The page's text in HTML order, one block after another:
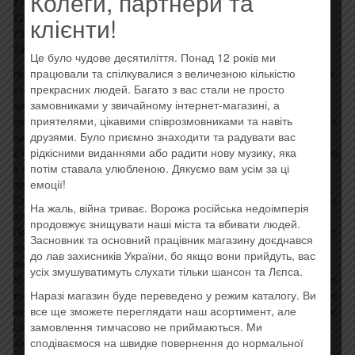
12. Holy Water
13. Inside Out
Новый 13-й студийный альбом поп-дивы долго и драматично
утекал в Сеть. Еще в прошлом году всплыли тринадцать
незаконченных треков нового материала, что вынудило
певицу в декабре обнародовать шесть первых песен альбома
на iTunes — они сразу же возглавили его чарты в 49 странах.
21 января в Израиле был арестован хакер, повинный в утечке,
а певица, позиционирующая себя как борца за гражданские
права, выразила благодарность ФБР и израильской полиции.
альбом?
Первое, что бросается в глаза, — «Rebel Heart», в отличие от
предыдущих пластинок певицы, очень эклектичен — от
экскурсов в классический, «дотанцевальный» период
Мадонны до выученных уроков современной EDM. Чего здесь
только нет: регги, трэп, дабстеп, электропоп, и тут же простые
акустическая гитара и фортепиано. Так, лид-сингл «Living For
Love» напоминает«Like A Prayer», решенную в
электрохаусном ключе. «Devil Pray», несмотря на
клієнти!
Це було чудове десятиліття. Понад 12 років ми
працювали та спілкувалися з величезною кількістю
прекрасних людей. Багато з вас стали не просто
замовниками у звичайному інтернет-магазині, а
приятелями, цікавими співрозмовниками та навіть
друзями. Було приємно знаходити та радувати вас
рідкісними виданнями або радити нову музику, яка
потім ставала улюбленою. Дякуємо вам усім за ці
емоції!
На жаль, війна триває. Ворожа російська недоімперія
продовжує знищувати наші міста та вбивати людей.
Засновник та основний працівник магазину доєднався
до лав захисників України, бо якщо вони прийдуть, вас
усіх змушуватимуть слухати тільки шансон та Лєпса.
Наразі магазин буде переведено у режим каталогу. Ви
все ще зможете переглядати наш асортимент, але
замовлення тимчасово не приймаються. Ми
сподіваємося на швидке повернення до нормальної